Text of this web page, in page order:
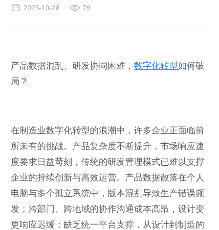
2025-10-28 79
产品数据混乱、研发协同困难，数字化转型如何破
局？
在制造业数字化转型的浪潮中，许多企业正面临前
所未有的挑战。产品复杂度不断提升，市场响应速
度要求日益苛刻，传统的研发管理模式已难以支撑
企业的持续创新与高效运营。产品数据散落在个人
电脑与多个孤立系统中，版本混乱导致生产错误频
发；跨部门、跨地域的协作沟通成本高昂，设计变
更响应迟缓；缺乏统一平台支撑，从设计到制造的